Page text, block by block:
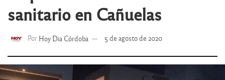
sanitario en Cañuelas
Por Hoy Dia Córdoba 5 de agosto de 2020